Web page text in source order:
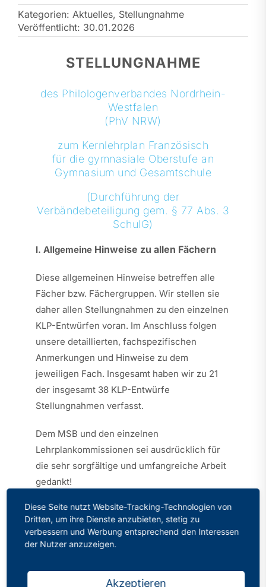
Kategorien: Aktuelles, Stellungnahme
Veröffentlicht: 30.01.2026
STELLUNGNAHME
des Philologenverbandes Nordrhein-
Westfalen
(PhV NRW)
zum Kernlehrplan Französisch
für die gymnasiale Oberstufe an
Gymnasium und Gesamtschule
(Durchführung der
Verbändebeteiligung gem. § 77 Abs. 3
SchulG)
I. Allgemeine Hinweise zu allen Fächern
Diese allgemeinen Hinweise betreffen alle
Fächer bzw. Fächergruppen. Wir stellen sie
daher allen Stellungnahmen zu den einzelnen
KLP-Entwürfen voran. Im Anschluss folgen
unsere detaillierten, fachspezifischen
Anmerkungen und Hinweise zu dem
jeweiligen Fach. Insgesamt haben wir zu 21
der insgesamt 38 KLP-Entwürfe
Stellungnahmen verfasst.
Dem MSB und den einzelnen
Lehrplankommissionen sei ausdrücklich für
die sehr sorgfältige und umfangreiche Arbeit
gedankt!
Folgende wichtige Aspekte möchten wir
allgemein anmerken:
Dokumente (KLP, APO-GOSt, VVs sowie
Diese Seite nutzt Website-Tracking-Technologien von
Dritten, um ihre Dienste anzubieten, stetig zu
verbessern und Werbung entsprechend den Interessen
der Nutzer anzuzeigen.
Akzeptieren